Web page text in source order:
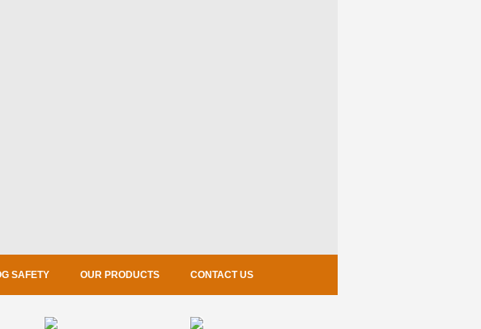
SAFETY OUR PRODUCTS CONTACT US